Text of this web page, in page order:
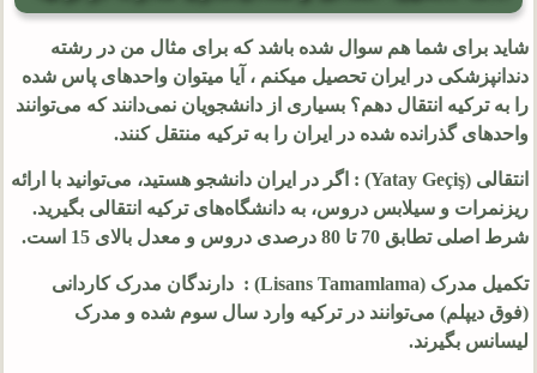
شاید برای شما هم سوال شده باشد که برای مثال من در رشته
دندانپزشکی در ایران تحصیل میکنم ، آیا میتوان واحدهای پاس شده
را به ترکیه انتقال دهم؟ بسیاری از دانشجویان نمی‌دانند که می‌توانند
واحدهای گذرانده شده در ایران را به ترکیه منتقل کنند.
انتقالی (Yatay Geçiş) : اگر در ایران دانشجو هستید، می‌توانید با ارائه
ریزنمرات و سیلابس دروس، به دانشگاه‌های ترکیه انتقالی بگیرید.
شرط اصلی تطابق 70 تا 80 درصدی دروس و معدل بالای 15 است.
تکمیل مدرک (Lisans Tamamlama) : دارندگان مدرک کاردانی
(فوق دیپلم) می‌توانند در ترکیه وارد سال سوم شده و مدرک
لیسانس بگیرند.